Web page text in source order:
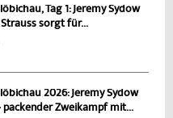
Tag 1: Jeremy Sydow
sorgt für...
2026: Jeremy Sydow
Zweikampf mit...